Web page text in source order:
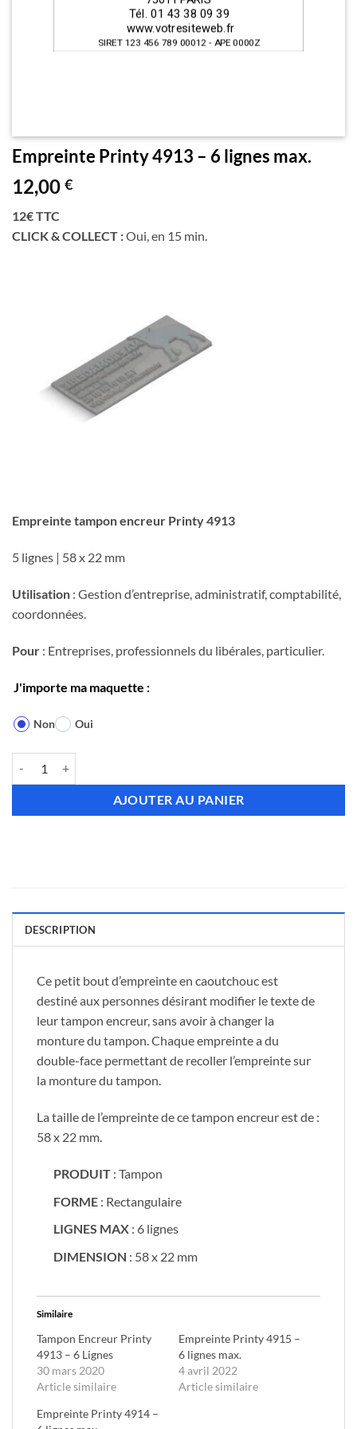
Empreinte Printy 4913 – 6 lignes max.
12,00 €
12€ TTC
CLICK & COLLECT :Oui, en 15 min.
Empreinte tampon encreur Printy 4913
5 lignes | 58 x 22 mm
Utilisation : Gestion d’entreprise, administratif, comptabilité,
coordonnées.
Pour : Entreprises, professionnels du libérales, particulier.
J'importe ma maquette :
Non Oui
AJOUTER AU PANIER
DESCRIPTION
Ce petit bout d’empreinte en caoutchouc est
destiné aux personnes désirant modifier le texte de
leur tampon encreur, sans avoir à changer la
monture du tampon. Chaque empreinte a du
double-face permettant de recoller l’empreinte sur
la monture du tampon.
La taille de l’empreinte de ce tampon encreur est de :
58 x 22 mm.
PRODUIT: Tampon
FORME: Rectangulaire
LIGNES MAX: 6 lignes
DIMENSION : 58 x 22 mm
Similaire
Tampon Encreur Printy
4913 – 6 Lignes
30 mars 2020
Article similaire
Empreinte Printy 4915 –
6 lignes max.
4 avril 2022
Article similaire
Empreinte Printy 4914 –